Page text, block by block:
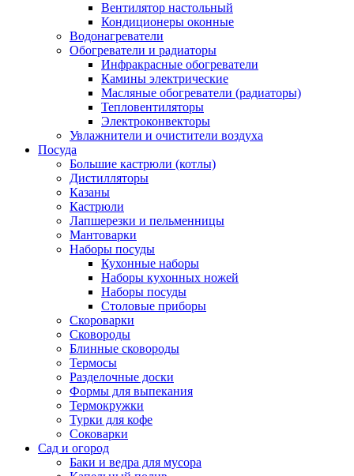
Вентилятор настольный
Кондиционеры оконные
Водонагреватели
Обогреватели и радиаторы
Инфракрасные обогреватели
Камины электрические
Масляные обогреватели (радиаторы)
Тепловентиляторы
Электроконвекторы
Увлажнители и очистители воздуха
Посуда
Большие кастрюли (котлы)
Дистилляторы
Казаны
Кастрюли
Лапшерезки и пельменницы
Мантоварки
Наборы посуды
Кухонные наборы
Наборы кухонных ножей
Наборы посуды
Столовые приборы
Скороварки
Сковороды
Блинные сковороды
Термосы
Разделочные доски
Формы для выпекания
Термокружки
Турки для кофе
Соковарки
Сад и огород
Баки и ведра для мусора